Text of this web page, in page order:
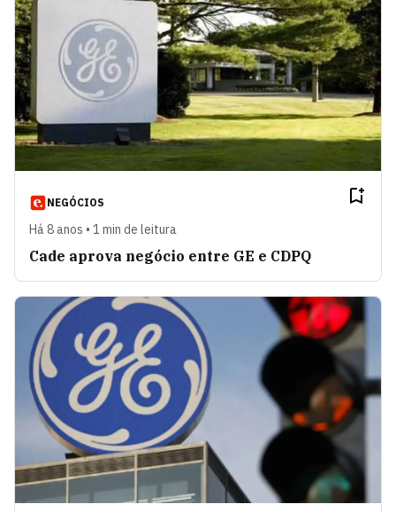
NEGÓCIOS
Há 8 anos • 1 min de leitura
Cade aprova negócio entre GE e CDPQ